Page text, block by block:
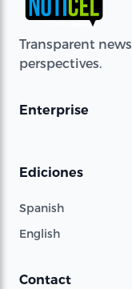
Transparent
perspectives.
Enterprise
Ediciones
Spanish
English
Contact